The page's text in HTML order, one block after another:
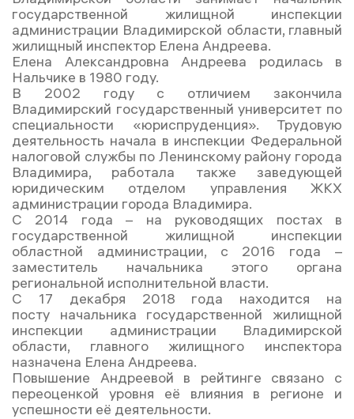
государственной жилищной инспекции
администрации Владимирской области, главный
жилищный инспектор Елена Андреева.
Елена Александровна Андреева родилась в
Нальчике в 1980 году.
В 2002 году с отличием закончила
Владимирский государственный университет по
специальности «юриспруденция». Трудовую
деятельность начала в инспекции Федеральной
налоговой службы по Ленинскому району города
Владимира, работала также заведующей
юридическим отделом управления ЖКХ
администрации города Владимира.
С 2014 года – на руководящих постах в
государственной жилищной инспекции
областной администрации, с 2016 года –
заместитель начальника этого органа
региональной исполнительной власти.
С 17 декабря 2018 года находится на
посту начальника государственной жилищной
инспекции администрации Владимирской
области, главного жилищного инспектора
назначена Елена Андреева.
Повышение Андреевой в рейтинге связано с
переоценкой уровня её влияния в регионе и
успешности её деятельности.